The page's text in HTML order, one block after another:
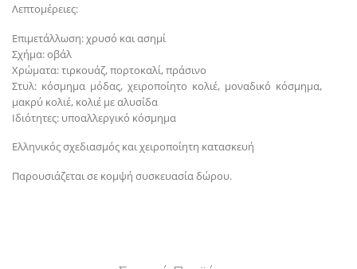
Λεπτομέρειες:
Επιμετάλλωση: χρυσό και ασημί
Σχήμα: οβάλ
Χρώματα: τιρκουάζ, πορτοκαλί, πράσινο
Στυλ: κόσμημα μόδας, χειροποίητο κολιέ, μοναδικό κόσμημα,
μακρύ κολιέ, κολιέ με αλυσίδα
Ιδιότητες: υποαλλεργικό κόσμημα
Ελληνικός σχεδιασμός και χειροποίητη κατασκευή
Παρουσιάζεται σε κομψή συσκευασία δώρου.